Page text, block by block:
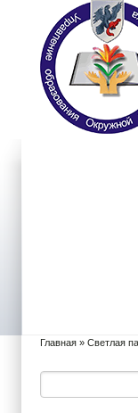
Перейти к основному
Skip to search
Вы здесь
Главная » Светлая